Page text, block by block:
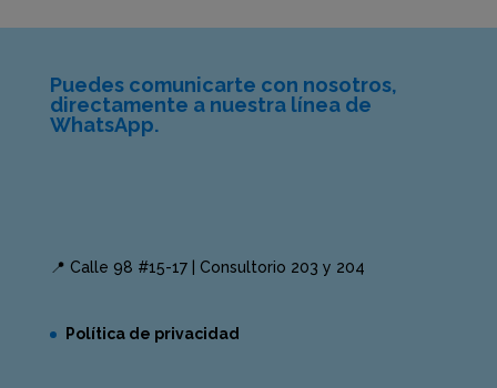
Puedes comunicarte con nosotros,
directamente a nuestra línea de
WhatsApp.
📍 Calle 98 #15-17 | Consultorio 203 y 204
Política de privacidad